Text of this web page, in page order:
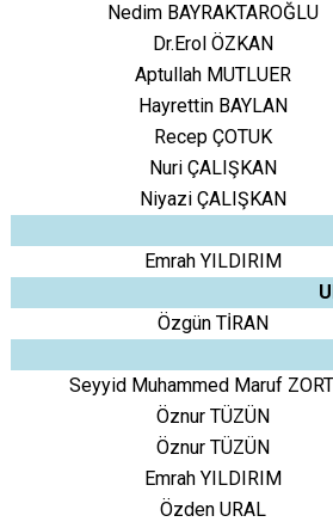
Nedim BAYRAKTAROĞLU
Dr.Erol ÖZKAN
Aptullah MUTLUER
Hayrettin BAYLAN
Recep ÇOTUK
Nuri ÇALIŞKAN
Niyazi ÇALIŞKAN
Emrah YILDIRIM
Özgün TİRAN
Seyyid Muhammed Maruf
Öznur TÜZÜN
Öznur TÜZÜN
Emrah YILDIRIM
Özden URAL